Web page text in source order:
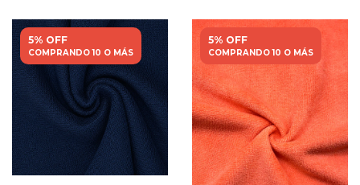
5% OFF
COMPRANDO 10 O MÁS
5% OFF
COMPRANDO 10 O MÁS